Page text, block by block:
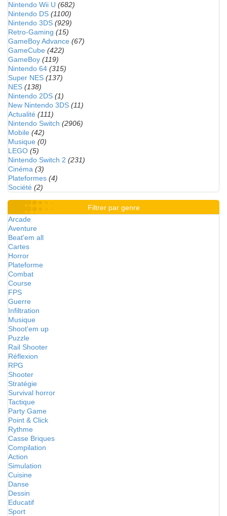
Nintendo Wii U (682)
Nintendo DS (1100)
Nintendo 3DS (929)
Retro-Gaming (15)
GameBoy Advance (67)
GameCube (422)
GameBoy (119)
Nintendo 64 (315)
Super NES (137)
NES (138)
Nintendo 2DS (1)
New Nintendo 3DS (11)
Actualité (111)
Nintendo Switch (2906)
Mobile (42)
Musique (0)
LEGO (5)
Nintendo Switch 2 (231)
Cinéma (3)
Plateformes (4)
Société (2)
Filtrer par genre
Arcade
Aventure
Beat'em all
Cartes
Horror
Plateforme
Combat
Course
FPS
Guerre
Infiltration
Musique
Shoot'em up
Puzzle
Rail Shooter
Réflexion
RPG
Shooter
Stratégie
Survival horror
Tactique
Party Game
Point & Click
Rythme
Casse Briques
Compilation
Action
Simulation
Cuisine
Danse
Dessin
Educatif
Sport